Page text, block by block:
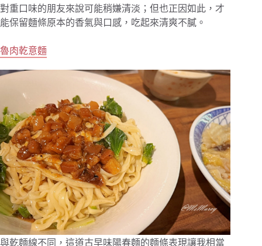
對重口味的朋友來說可能稍嫌清淡；但也正因如此，才
能保留麵條原本的香氣與口感，吃起來清爽不膩。
魯肉乾意麵
與乾麵線不同，這道古早味陽春麵的麵條表現讓我相當